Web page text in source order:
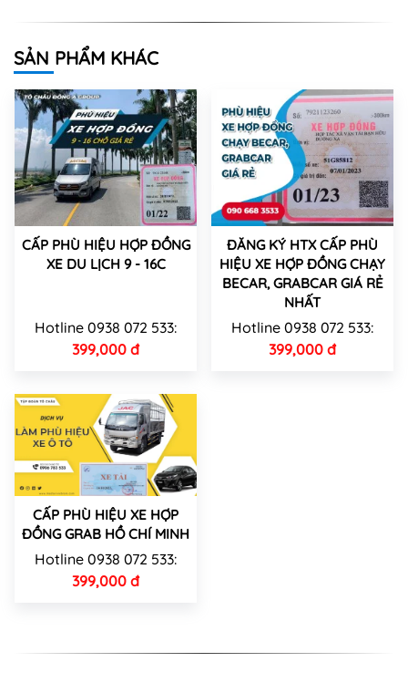
SẢN PHẨM KHÁC
CẤP PHÙ HIỆU HỢP ĐỒNG
XE DU LỊCH 9 - 16C
Hotline 0938 072 533:
399,000 đ
ĐĂNG KÝ HTX CẤP PHÙ
HIỆU XE HỢP ĐỒNG CHẠY
BECAR, GRABCAR GIÁ RẺ
NHẤT
Hotline 0938 072 533:
399,000 đ
CẤP PHÙ HIỆU XE HỢP
ĐỒNG GRAB HỒ CHÍ MINH
Hotline 0938 072 533:
399,000 đ